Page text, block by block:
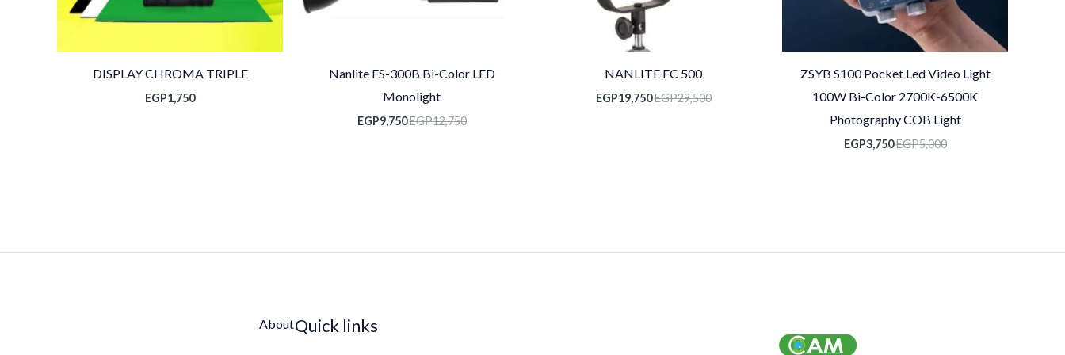
ZSYB S100 Pocket Led Video Light
100W Bi-Color 2700K-6500K
Photography COB Light
EGP5,000
EGP3,750
NANLITE FC 500
EGP29,500
EGP19,750
Nanlite FS-300B Bi-Color LED
Monolight
EGP12,750
EGP9,750
DISPLAY CHROMA TRIPLE
EGP1,750
Quick links
About